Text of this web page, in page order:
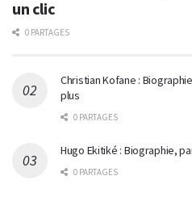
un clic
0 PARTAGES
Christian Kofane :
plus
0 PARTAGES
Hugo Ekitiké : Biographie,
0 PARTAGES